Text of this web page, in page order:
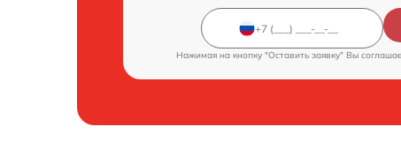
Нажимая на кнопку "Оставить заявку" Вы